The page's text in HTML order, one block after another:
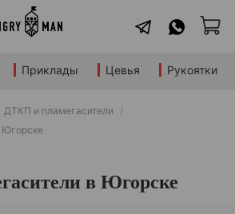
Приклады Цевья Рукоятки
ДТКП и пламегасители
Югорске
в Югорске